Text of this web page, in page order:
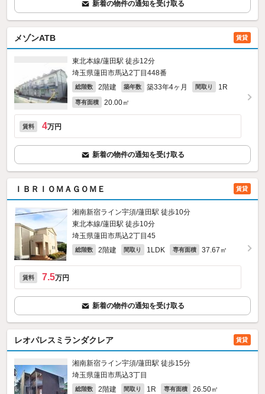
新着の物件の通知を受け取る
メゾンATB 賃貸
東北本線/蓮田駅 徒歩12分
埼玉県蓮田市馬込2丁目448番
総階数 2階建 築年数 築33年4ヶ月 間取り 1R
専有面積 20.00㎡
賃料 4万円
新着の物件の通知を受け取る
ＩＢＲＩＯＭＡＧＯＭＥ 賃貸
湘南新宿ライン宇須/蓮田駅 徒歩10分
東北本線/蓮田駅 徒歩10分
埼玉県蓮田市馬込2丁目45
総階数 2階建 間取り 1LDK 専有面積 37.67㎡
賃料 7.5万円
新着の物件の通知を受け取る
レオパレスミランダクレア 賃貸
湘南新宿ライン宇須/蓮田駅 徒歩15分
埼玉県蓮田市馬込3丁目
総階数 2階建 間取り 1R 専有面積 26.50㎡